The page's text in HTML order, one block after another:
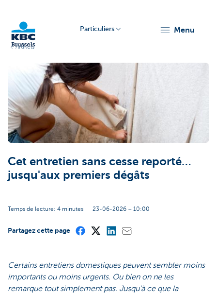
Brussels
Particuliers menu
Artikels
Cet entretien sans cesse reporté…
jusqu'aux premiers dégâts
Temps de lecture: 4 minutes 23-06-2026 – 10:00
Partagez cette page
Certains entretiens domestiques peuvent sembler moins
importants ou moins urgents. Ou bien on ne les
remarque tout simplement pas. Jusqu'à ce que la